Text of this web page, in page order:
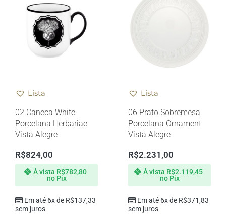
Lista
02 Caneca White
Porcelana Herbariae
Vista Alegre
R$824,00
Em até 6x de R$137,33
sem juros
À vista R$782,80
no Pix
Lista
06 Prato Sobremesa
Porcelana Ornament
Vista Alegre
R$2.231,00
Em até 6x de R$371,83
sem juros
À vista R$2.119,45
no Pix